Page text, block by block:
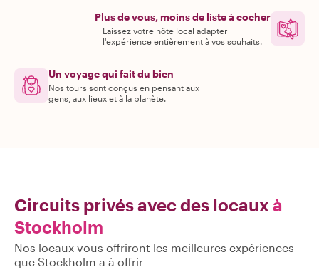
Plus de vous, moins de liste à cocher
Laissez votre hôte local adapter
l'expérience entièrement à vos souhaits.
Un voyage qui fait du bien
Nos tours sont conçus en pensant aux
gens, aux lieux et à la planète.
Circuits privés avec des locaux à
Stockholm
Nos locaux vous offriront les meilleures expériences
que Stockholm a à offrir